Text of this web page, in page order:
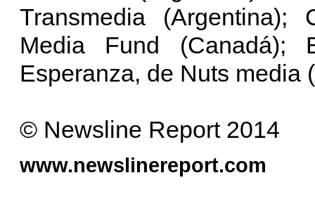
Transmedia (Argentina);
Media Fund (Canadá);
Esperanza, de Nuts media
© Newsline Report 2014
www.newslinereport.com